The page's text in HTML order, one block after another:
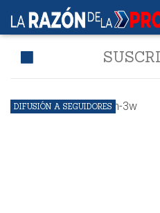
DIFUSIÓN A SEGUIDORES